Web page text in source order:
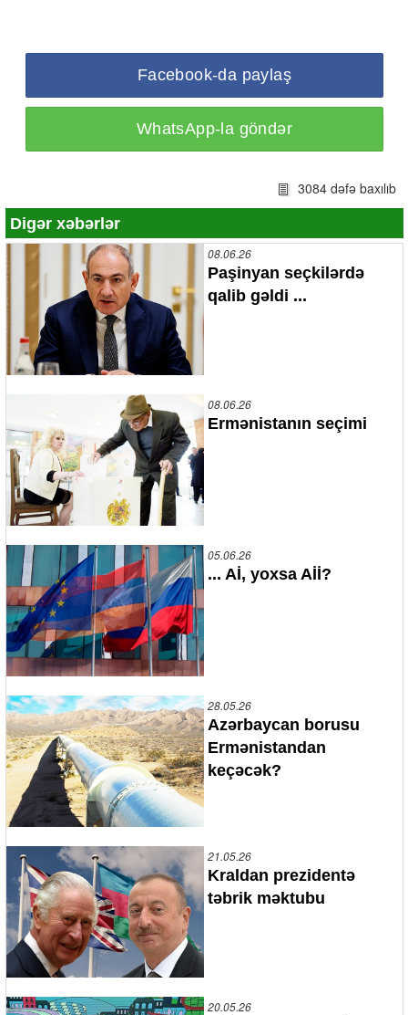
Facebook-da paylaş
WhatsApp-la göndər
3084 dəfə baxılıb
Digər xəbərlər
08.06.26
Paşinyan seçkilərdə
qalib gəldi ...
08.06.26
Ermənistanın seçimi
05.06.26
... Aİ, yoxsa Aİİ?
28.05.26
Azərbaycan borusu
Ermənistandan
keçəcək?
21.05.26
Kraldan prezidentə
təbrik məktubu
20.05.26